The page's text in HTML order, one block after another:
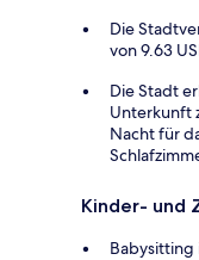
Die
von 9.63
Die Stadt
Unterkunft
Nacht für
Kinder- und